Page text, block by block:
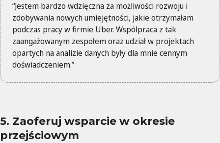
“Jestem bardzo wdzięczna za możliwości rozwoju i
zdobywania nowych umiejętności, jakie otrzymałam
podczas pracy w firmie Uber. Współpraca z tak
zaangażowanym zespołem oraz udział w projektach
opartych na analizie danych były dla mnie cennym
doświadczeniem.”
5. Zaoferuj wsparcie w okresie
przejściowym